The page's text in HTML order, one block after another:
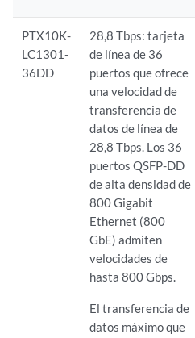
PTX10K-
LC1301-
36DD
28,8 Tbps: tarjeta
de línea de 36
puertos que ofrece
una velocidad de
transferencia de
datos de línea de
28,8 Tbps. Los 36
puertos QSFP-DD
de alta densidad de
800 Gigabit
Ethernet (800
GbE) admiten
velocidades de
hasta 800 Gbps.
El transferencia de
datos máximo que